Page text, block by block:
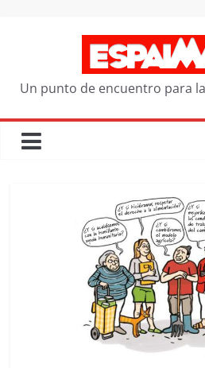
Un punto de encuentro para